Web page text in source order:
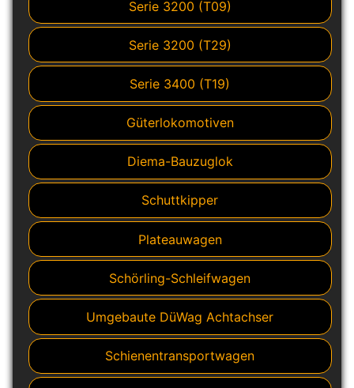
Serie 3200 (T09)
Serie 3200 (T29)
Serie 3400 (T19)
Güterlokomotiven
Diema-Bauzuglok
Schuttkipper
Plateauwagen
Schörling-Schleifwagen
Umgebaute DüWag Achtachser
Schienentransportwagen